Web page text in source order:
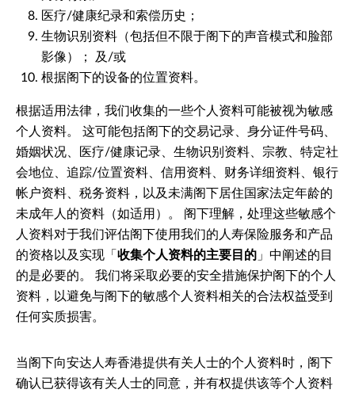
医疗/健康纪录和索偿历史；
生物识别资料（包括但不限于阁下的声音模式和脸部
影像）； 及/或
根据阁下的设备的位置资料。
根据适用法律，我们收集的一些个人资料可能被视为敏感
个人资料。 这可能包括阁下的交易记录、身分证件号码、
婚姻状况、医疗/健康记录、生物识别资料、宗教、特定社
会地位、追踪/位置资料、信用资料、财务详细资料、银行
帐户资料、税务资料，以及未满阁下居住国家法定年龄的
未成年人的资料（如适用）。 阁下理解，处理这些敏感个
人资料对于我们评估阁下使用我们的人寿保险服务和产品
的资格以及实现「 收集个人资料的主要目的 」中阐述的目
的是必要的。 我们将采取必要的安全措施保护阁下的个人
资料，以避免与阁下的敏感个人资料相关的合法权益受到
任何实质损害。
当阁下向安达人寿香港提供有关人士的个人资料时，阁下
确认已获得该有关人士的同意，并有权提供该等个人资料